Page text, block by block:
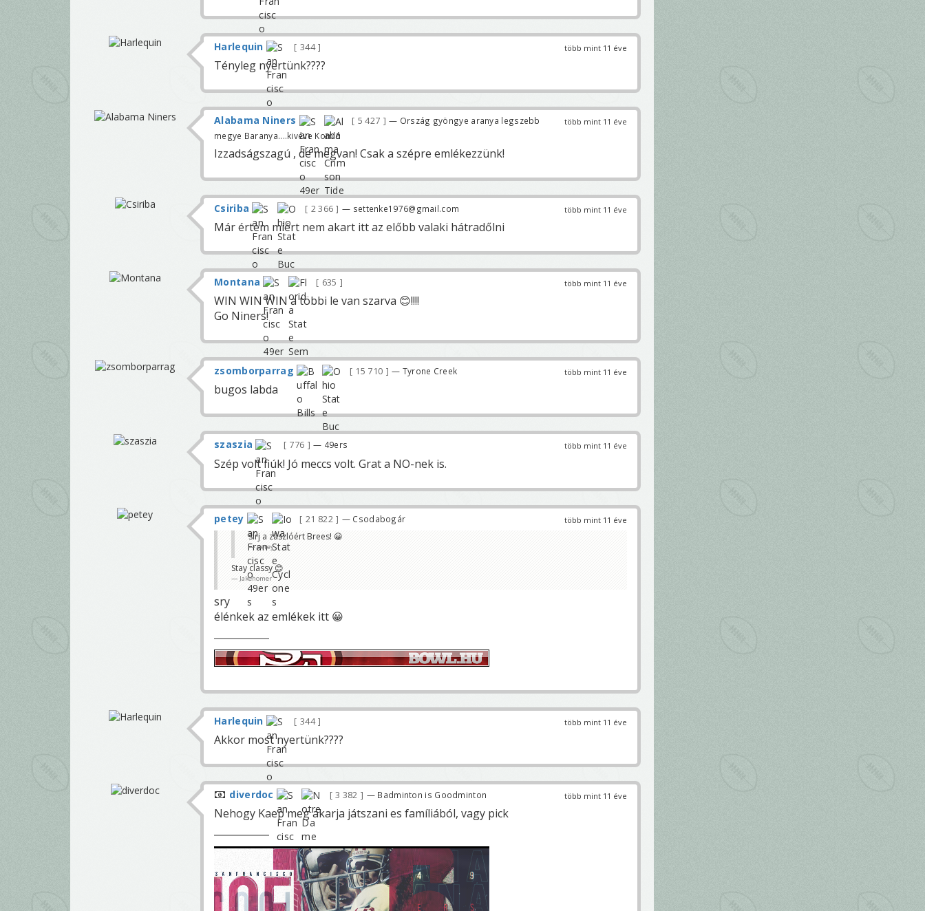
több mint 11 éve
Harlequin 344
Tényleg nyertünk????
több mint 11 éve
Alabama Niners 5 427
— Ország gyöngye aranya legszebb
megye Baranya....kivéve Komló
Izzadságszagú , de megvan! Csak a szépre emlékezzünk!
több mint 11 éve
Csiriba 2 366 — settenke1976@gmail.com
Már értem miért nem akart itt az előbb valaki hátradőlni
több mint 11 éve
Montana 635
WIN WIN WIN a többi le van szarva 😊!!!!
Go Niners!
több mint 11 éve
zsomborparrag 15 710 — Tyrone Creek
bugos labda
több mint 11 éve
szaszia 776 — 49ers
Szép volt fiúk! Jó meccs volt. Grat a NO-nek is.
több mint 11 éve
petey 21 822 — Csodabogár
sírj a zászlóért Brees! 😀
petey
Stay classy 😊
Jakehomer
sry
élénkek az emlékek itt 😀
több mint 11 éve
Harlequin 344
Akkor most nyertünk????
több mint 11 éve
diverdoc 3 382 — Badminton is Goodminton
Nehogy Kaep meg akarja játszani es famíliából, vagy pick